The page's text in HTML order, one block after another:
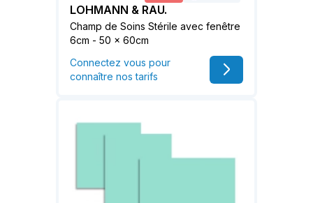
LOHMANN & RAU.
Champ de Soins Stérile avec fenêtre
6cm - 50 x 60cm
Connectez vous pour
connaître nos tarifs